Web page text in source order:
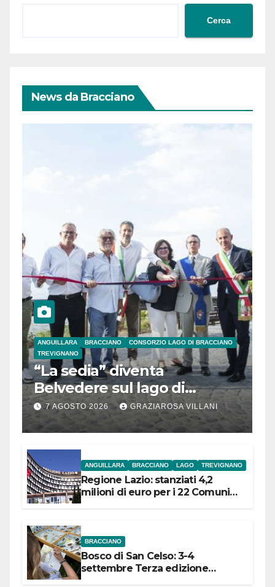
Cerca
News da Bracciano
ANGUILLARA BRACCIANO
CONSORZIO LAGO DI BRACCIANO
TREVIGNANO
“La sedia” diventa
Belvedere sul lago di
Bracciano: ieri
l’inaugurazione
7 AGOSTO 2026 GRAZIAROSA VILLANI
ANGUILLARA BRACCIANO LAGO TREVIGNANO
Regione Lazio: stanziati 4,2
milioni di euro per i 22 Comuni
BRACCIANO
Bosco di San Celso: 3-4
settembre Terza edizione